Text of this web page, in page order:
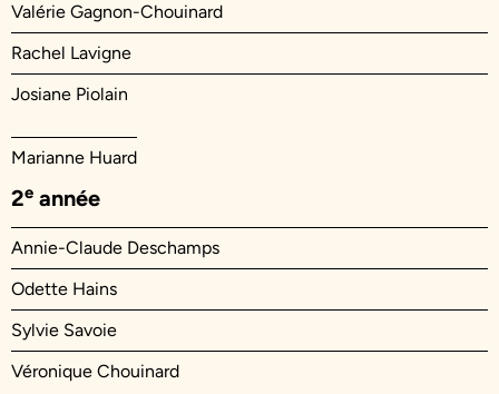
Valérie Gagnon-Chouinard
Rachel Lavigne
Josiane Piolain
Marianne Huard
2e année
Annie-Claude Deschamps
Odette Hains
Sylvie Savoie
Véronique Chouinard